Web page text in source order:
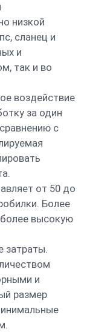
низкой
сланец и
и
так и во
воздействие
за один
с
от 50 до
Более
высокую
затраты.
и
размер